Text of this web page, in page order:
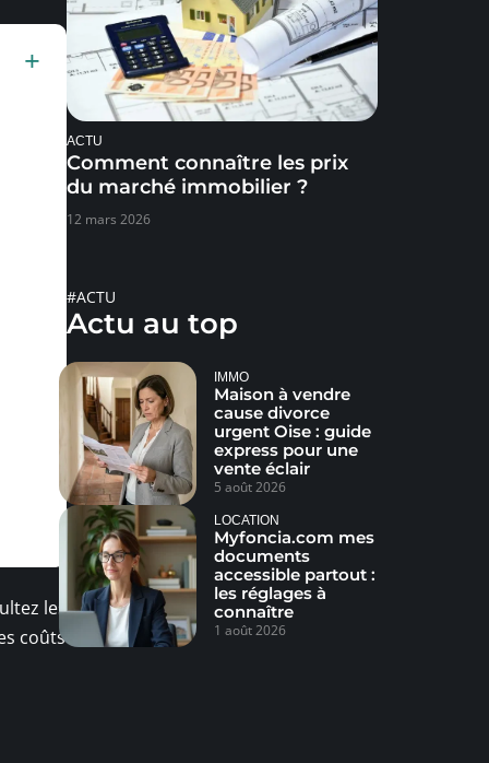
les
coûts
ACTU
Comment connaître les prix
du marché immobilier ?
12 mars 2026
#ACTU
Actu au top
IMMO
Maison à vendre
cause divorce
urgent Oise : guide
express pour une
vente éclair
5 août 2026
LOCATION
Myfoncia.com mes
documents
accessible partout :
les réglages à
connaître
1 août 2026